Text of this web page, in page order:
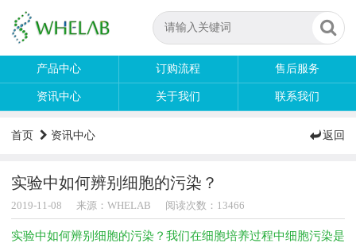
产品中心 订购流程 售后服务
资讯中心 关于我们 联系我们
首页 资讯中心 返回
实验中如何辨别细胞的污染？
2019-11-08 来源：WHELAB 阅读次数：13466
实验中如何辨别细胞的污染？ 我们在细胞培养过程中细胞污染是